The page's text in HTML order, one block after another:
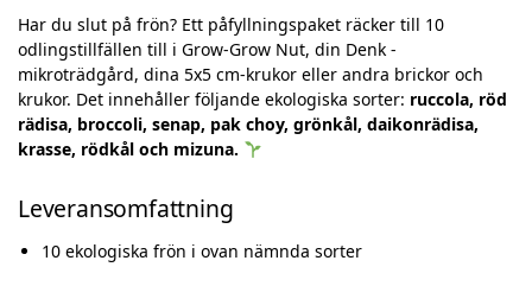
Har du slut på frön? Ett påfyllningspaket räcker till 10
odlingstillfällen till i Grow-Grow Nut, din Denk -
mikroträdgård, dina 5x5 cm-krukor eller andra brickor och
krukor. Det innehåller följande ekologiska sorter: ruccola, röd
rädisa, broccoli, senap, pak choy, grönkål, daikonrädisa,
krasse, rödkål och mizuna.
Leveransomfattning
10 ekologiska frön i ovan nämnda sorter